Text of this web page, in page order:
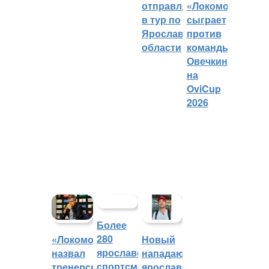
отправляется
в тур по
Ярославской
области
«Локомотива»
сыграет
против
команды
Овечкина
на
OviCup
2026
«Локомотив»
назвал
Более
280
ярославских
Новый
нападающий